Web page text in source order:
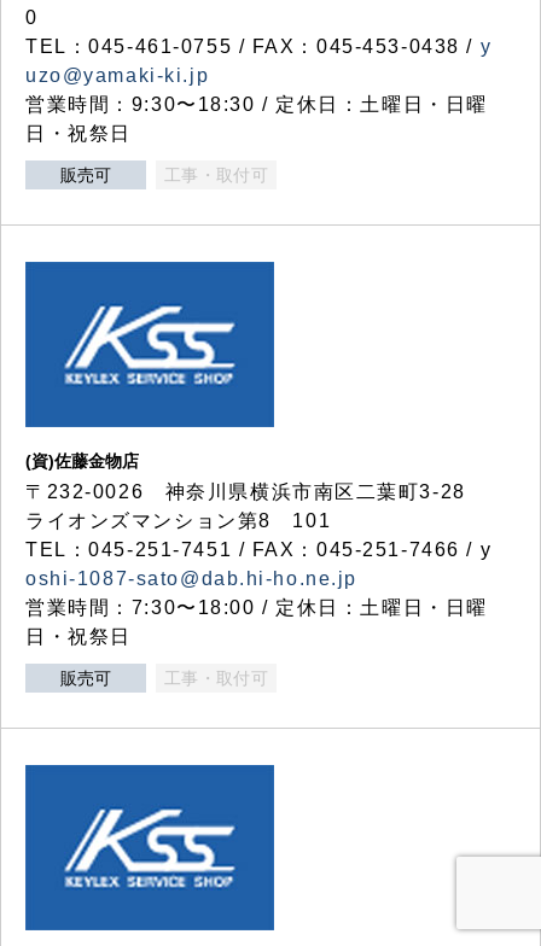
0
TEL：045-461-0755 / FAX：045-453-0438 / y
uzo@yamaki-ki.jp
営業時間：9:30〜18:30 / 定休日：土曜日・日曜
日・祝祭日
販売可 工事・取付可
(資)佐藤金物店
〒232-0026 神奈川県横浜市南区二葉町3-28
ライオンズマンション第8 101
TEL：045-251-7451 / FAX：045-251-7466 / y
oshi-1087-sato@dab.hi-ho.ne.jp
営業時間：7:30〜18:00 / 定休日：土曜日・日曜
日・祝祭日
販売可 工事・取付可